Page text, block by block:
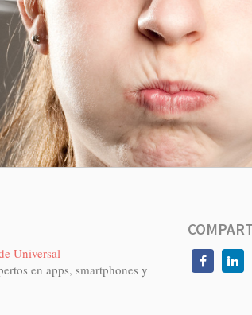
Universal
en apps, smartphones y